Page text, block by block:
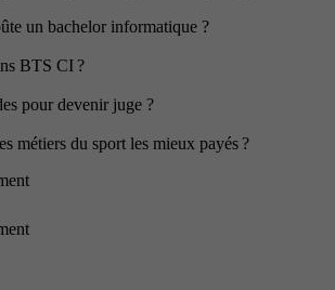
un bachelor informatique ?
BTS CI ?
pour devenir juge ?
métiers du sport les mieux payés ?